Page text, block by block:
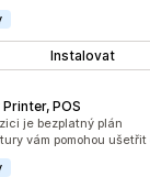
Instalovat
POS
684
je bezplatný plán
vám pomohou